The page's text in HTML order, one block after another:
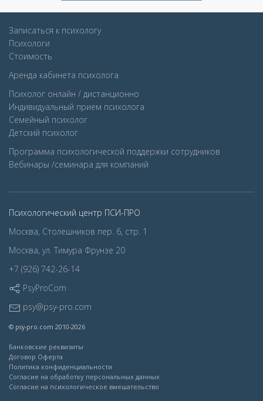
Записаться к психологу
Психологи
Стоимость
Аренда кабинета психолога
Психолог онлайн / дистанционно
Индивидуальный прием психолога
Семейный психолог
Детcкий психолог
Программа психологической поддержки сотрудников
Вебинары /семинара для компаний
Психологический центр ПСИ-ПРО
Москва, Столешников пер. 6, стр. 1
Москва, ул. Тимура Фрунзе 20
+7 (926) 742-26-14
PsyProCom
psy@psy-pro.com
© psy-pro.com 2010-2026
Банковские реквизиты
Договор Оферта
Политика конфиденциальности
Согласие на обработку персональных данных
Согласие на психологическое вмешательство